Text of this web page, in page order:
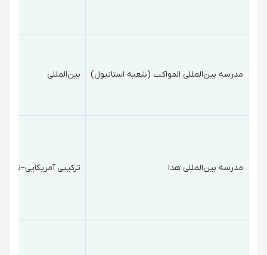
مدرسه بین‌المللی المواکب (شعبه استانبول) بین‌المللی
مدرسه بین‌المللی هدا ترکیبی آمریکایی–ترکی